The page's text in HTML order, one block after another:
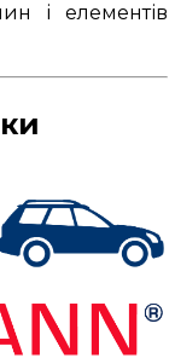
і елементів